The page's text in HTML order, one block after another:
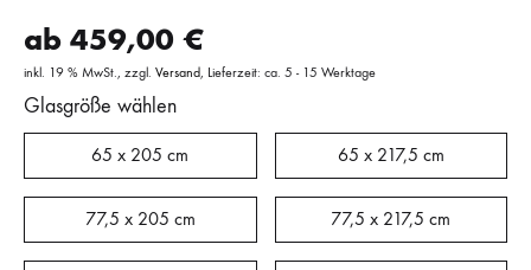
ab 459,00 €
inkl. 19 % MwSt. zzgl. Versand Lieferzeit: ca. 5 - 15 Werktage
Glasgröße wählen
65 x 205 cm 65 x 217,5 cm
77,5 x 205 cm 77,5 x 217,5 cm